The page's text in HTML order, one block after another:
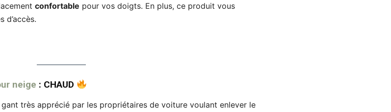
confortable pour vos doigts. En plus, ce produit vous
d’accès.
neige : CHAUD
gant très apprécié par les propriétaires de voiture voulant enlever le